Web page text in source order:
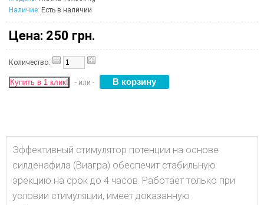
Наличие: Есть в наличии
Цена: 250 грн.
Количество:
Купить в 1 клик! - или -
Эффективный стимулятор потенции на основе
силденафила (Виагра) обеспечит стабильную
эрекцию на срок до 4 часов. Работает только при
условии стимуляции, имеет доказанную